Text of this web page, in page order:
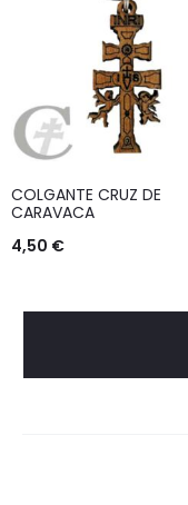
COLGANTE CRUZ DE
CARAVACA
4,50 €